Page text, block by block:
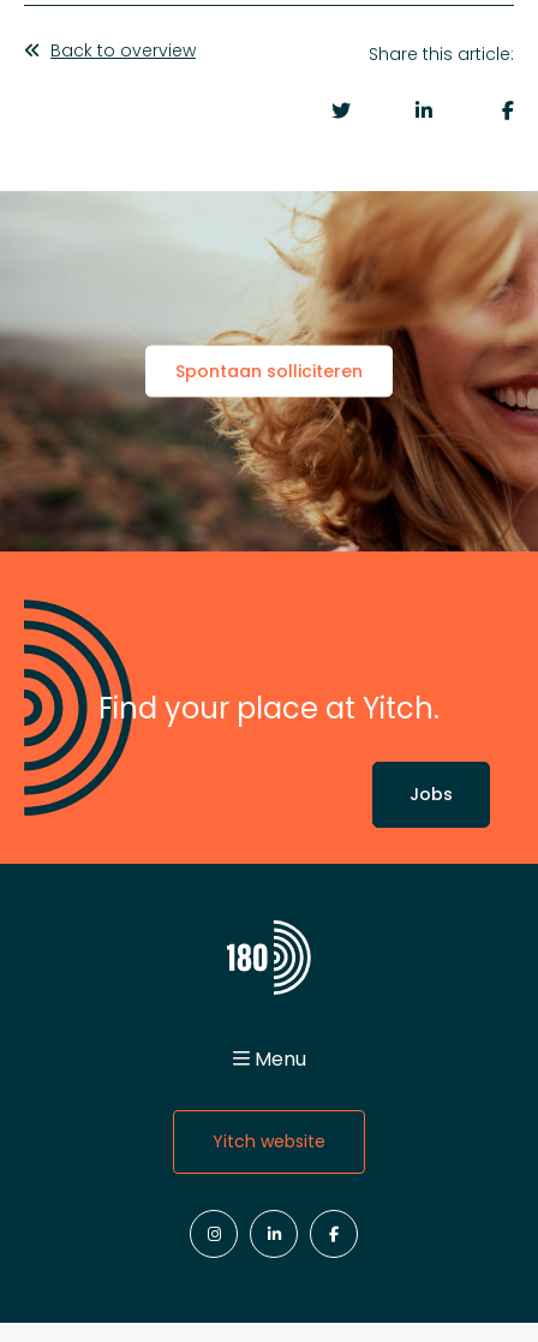
Back to overview Share this article:
Spontaan solliciteren
Find your place at Yitch.
Jobs
Menu
About
Values
Team Spirit
Jobs
Yitch website